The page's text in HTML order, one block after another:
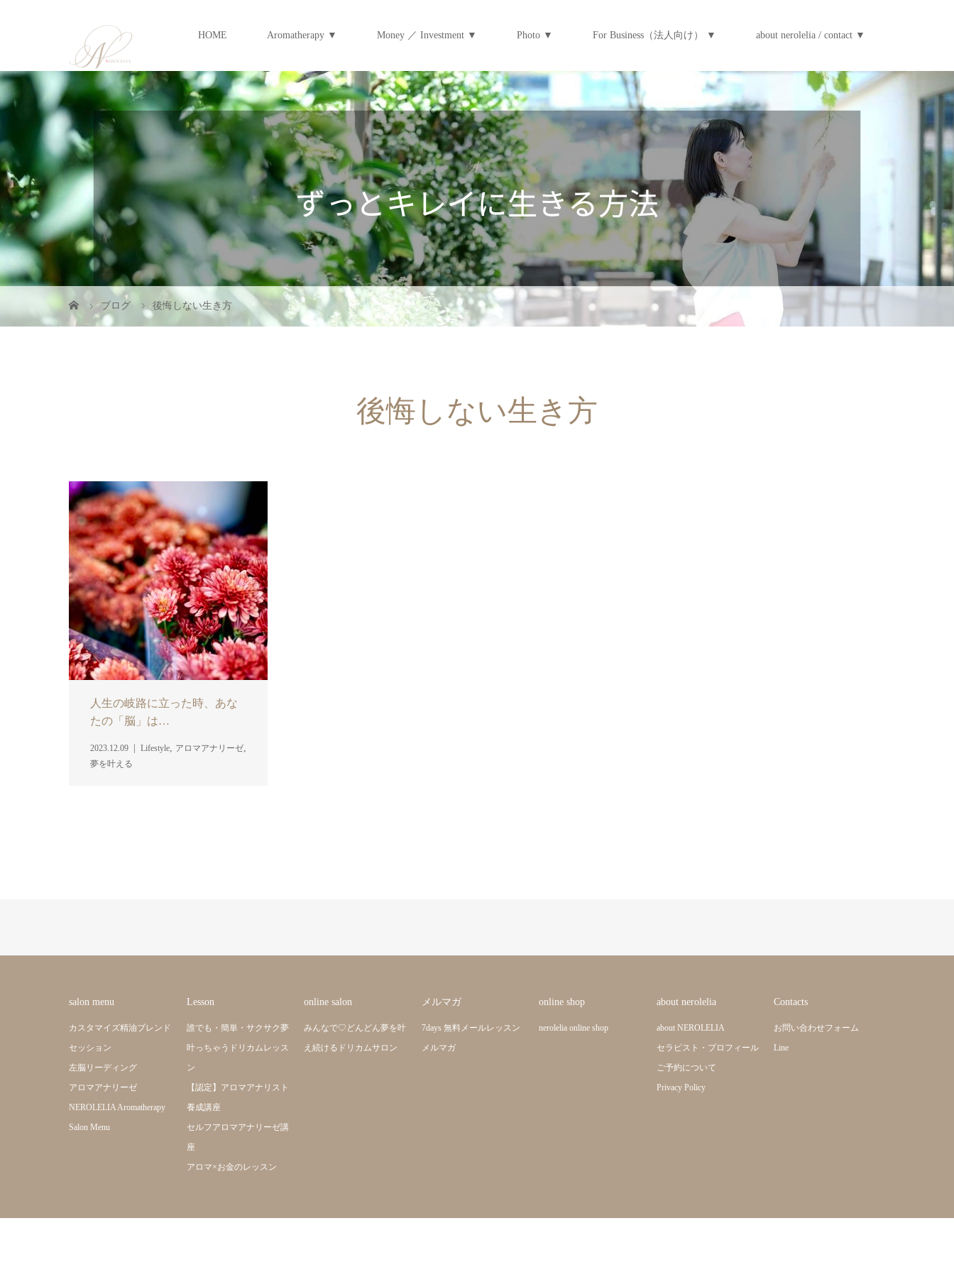
HOME Aromatherapy ▼ Money ／ Investment ▼ Photo ▼ For Business（法人向け） ▼ about nerolelia / contact ▼
ブログ 後悔しない生き方
後悔しない生き方
人生の岐路に立った時、あな
たの「脳」は…
2023.12.09 Lifestyle, アロマアナリーゼ,
夢を叶える
salon menu
カスタマイズ精油ブレンド
セッション
左脳リーディング
アロマアナリーゼ
NEROLELIA Aromatherapy
Salon Menu
Lesson
誰でも・簡単・サクサク夢
叶っちゃうドリカムレッス
ン
【認定】アロマアナリスト
養成講座
セルフアロマアナリーゼ講
座
アロマ×お金のレッスン
online salon
みんなで♡どんどん夢を叶
え続けるドリカムサロン
メルマガ
7days 無料メールレッスン
メルマガ
online shop
nerolelia online shop
about nerolelia
about NEROLELIA
セラピスト・プロフィール
ご予約について
Privacy Policy
Contacts
お問い合わせフォーム
Line